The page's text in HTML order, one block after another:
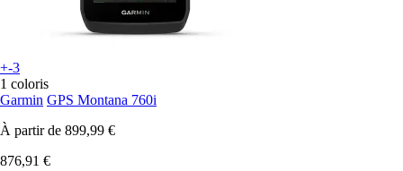
+-3
1 coloris
Garmin GPS Montana 760i
À partir de 899,99 €
876,91 €